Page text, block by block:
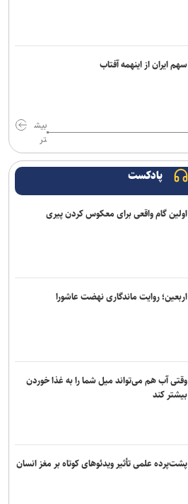
سهم ایران از اینهمه آفتاب
بیش
تر
پادکست
اولین گام واقعی برای معکوس کردن پیری
اربعین؛ روایت ماندگاری نهضت عاشورا
وقتی آب هم می‌تواند میل شما را به غذا خوردن
بیشتر کند
پشت‌پرده علمی تأثیر ویدئو‌های کوتاه بر مغز انسان